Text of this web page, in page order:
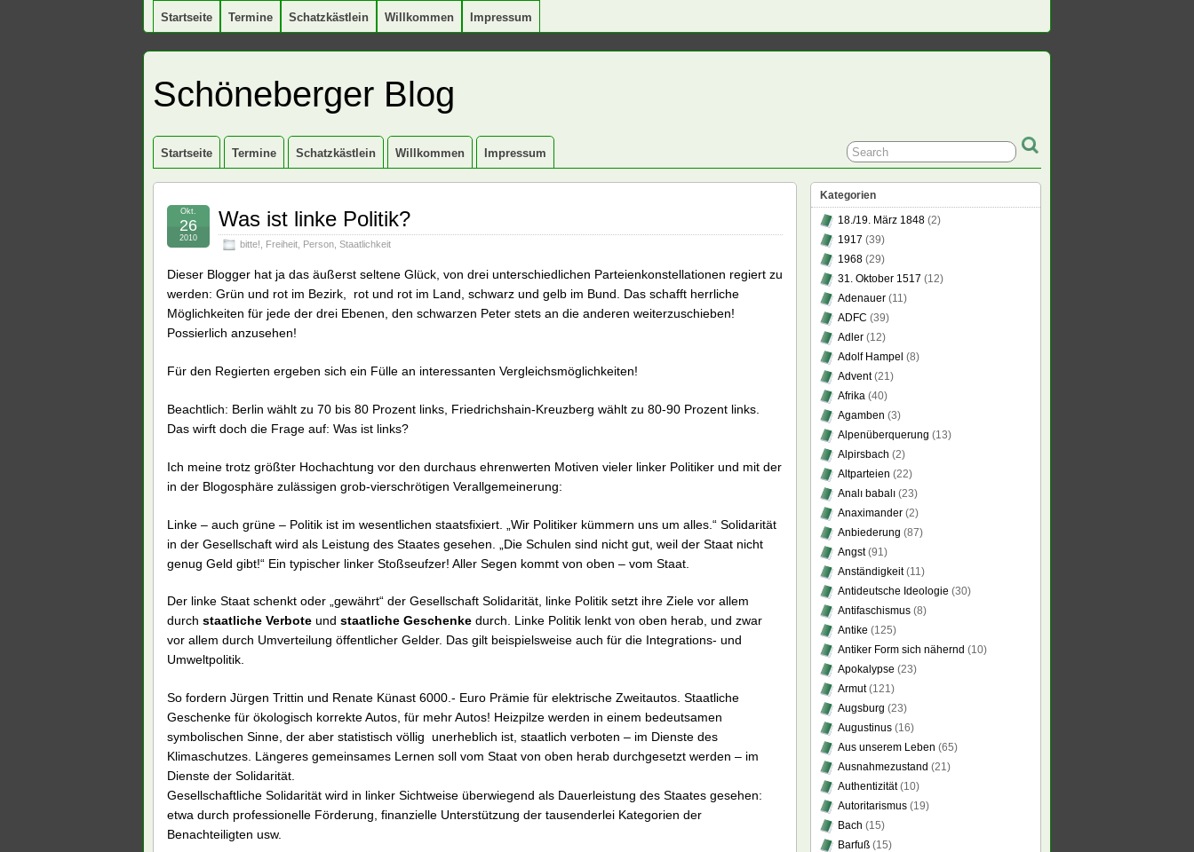
Startseite Termine Schatzkästlein Willkommen Impressum
Schöneberger Blog
Startseite Termine Schatzkästlein Willkommen Impressum
Was ist linke Politik?
bitte! Freiheit Person Staatlichkeit
Okt.
26
2010
Dieser Blogger hat ja das äußerst seltene Glück, von drei unterschiedlichen Parteienkonstellationen regiert zu
werden: Grün und rot im Bezirk, rot und rot im Land, schwarz und gelb im Bund. Das schafft herrliche
Möglichkeiten für jede der drei Ebenen, den schwarzen Peter stets an die anderen weiterzuschieben!
Possierlich anzusehen!
Für den Regierten ergeben sich ein Fülle an interessanten Vergleichsmöglichkeiten!
Beachtlich: Berlin wählt zu 70 bis 80 Prozent links, Friedrichshain-Kreuzberg wählt zu 80-90 Prozent links.
Das wirft doch die Frage auf: Was ist links?
Ich meine trotz größter Hochachtung vor den durchaus ehrenwerten Motiven vieler linker Politiker und mit der
in der Blogosphäre zulässigen grob-vierschrötigen Verallgemeinerung:
Linke – auch grüne – Politik ist im wesentlichen staatsfixiert. „Wir Politiker kümmern uns um alles.“ Solidarität
in der Gesellschaft wird als Leistung des Staates gesehen. „Die Schulen sind nicht gut, weil der Staat nicht
genug Geld gibt!“ Ein typischer linker Stoßseufzer! Aller Segen kommt von oben – vom Staat.
Der linke Staat schenkt oder „gewährt“ der Gesellschaft Solidarität, linke Politik setzt ihre Ziele vor allem
durch staatliche Verbote und staatliche Geschenke durch. Linke Politik lenkt von oben herab, und zwar
vor allem durch Umverteilung öffentlicher Gelder. Das gilt beispielsweise auch für die Integrations- und
Umweltpolitik.
So fordern Jürgen Trittin und Renate Künast 6000.- Euro Prämie für elektrische Zweitautos. Staatliche
Geschenke für ökologisch korrekte Autos, für mehr Autos! Heizpilze werden in einem bedeutsamen
symbolischen Sinne, der aber statistisch völlig unerheblich ist, staatlich verboten – im Dienste des
Klimaschutzes. Längeres gemeinsames Lernen soll vom Staat von oben herab durchgesetzt werden – im
Dienste der Solidarität.
Gesellschaftliche Solidarität wird in linker Sichtweise überwiegend als Dauerleistung des Staates gesehen:
etwa durch professionelle Förderung, finanzielle Unterstützung der tausenderlei Kategorien der
Benachteiligten usw.
Kategorien
18./19. März 1848 (2)
1917 (39)
1968 (29)
31. Oktober 1517 (12)
Adenauer (11)
ADFC (39)
Adler (12)
Adolf Hampel (8)
Advent(21)
Afrika (40)
Agamben (3)
Alpenüberquerung (13)
Alpirsbach (2)
Altparteien (22)
Analı babalı (23)
Anaximander (2)
Anbiederung (87)
Angst(91)
Anständigkeit(11)
Antideutsche Ideologie (30)
Antifaschismus (8)
Antike (125)
Antiker Form sich nähernd (10)
Apokalypse (23)
Armut(121)
Augsburg (23)
Augustinus (16)
Aus unserem Leben (65)
Ausnahmezustand (21)
Authentizität(10)
Autoritarismus (19)
Bach (15)
Barfuß (15)